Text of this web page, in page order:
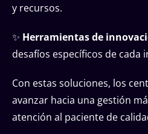
y recursos.
✨ Herramientas de
desafíos específicos de cada
Con estas soluciones, los
avanzar hacia una gestión
atención al paciente de